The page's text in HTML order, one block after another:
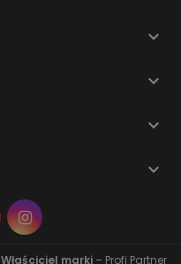




Właściciel marki– Profi Partner